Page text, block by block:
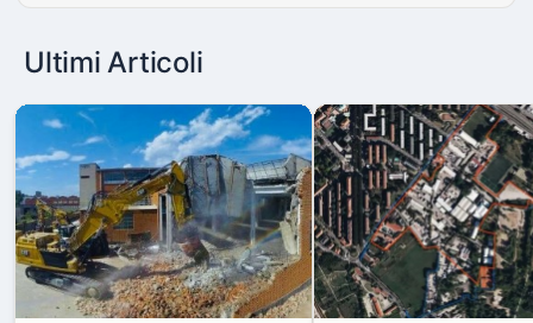
Ultimi Articoli